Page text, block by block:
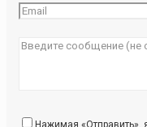
Нажимая «Отправить»,